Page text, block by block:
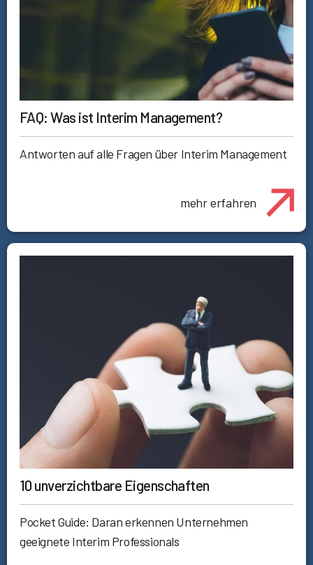
FAQ: Was ist Interim Management?
Antworten auf alle Fragen über Interim Management
mehr erfahren
10 unverzichtbare Eigenschaften
Pocket Guide: Daran erkennen Unternehmen
geeignete Interim Professionals